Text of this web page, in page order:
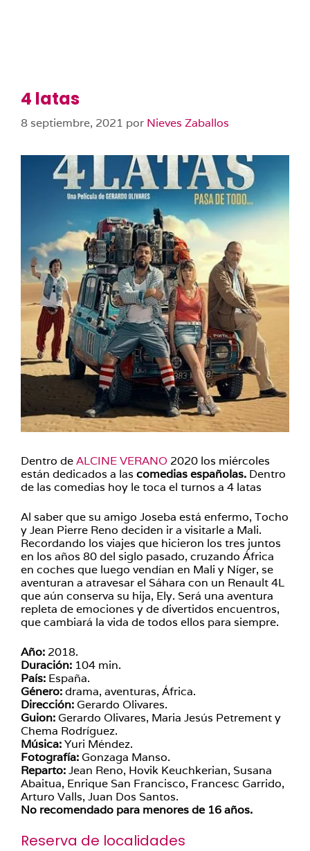
4 latas
8 septiembre, 2021 por Nieves Zaballos
Dentro deALCINE VERANO 2020 los miércoles
están dedicados a las comedias españolas. Dentro
de las comedias hoy le toca el turnos a 4 latas
Al saber que su amigo Joseba está enfermo, Tocho
y Jean Pierre Reno deciden ir a visitarle a Mali.
Recordando los viajes que hicieron los tres juntos
en los años 80 del siglo pasado, cruzando África
en coches que luego vendían en Mali y Níger, se
aventuran a atravesar el Sáhara con un Renault 4L
que aún conserva su hija, Ely. Será una aventura
repleta de emociones y de divertidos encuentros,
que cambiará la vida de todos ellos para siempre.
Año: 2018.
Duración: 104 min.
País: España.
Género:drama, aventuras, África.
Dirección:Gerardo Olivares.
Guion:Gerardo Olivares, Maria Jesús Petrement y
Chema Rodríguez.
Música:Yuri Méndez.
Fotografía:Gonzaga Manso.
Reparto:Jean Reno, Hovik Keuchkerian, Susana
Abaitua, Enrique San Francisco, Francesc Garrido,
Arturo Valls, Juan Dos Santos.
No recomendado para menores de 16 años.
Reserva de localidades